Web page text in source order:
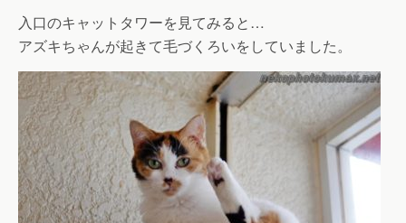
入口のキャットタワーを見てみると…
アズキちゃんが起きて毛づくろいをしていました。